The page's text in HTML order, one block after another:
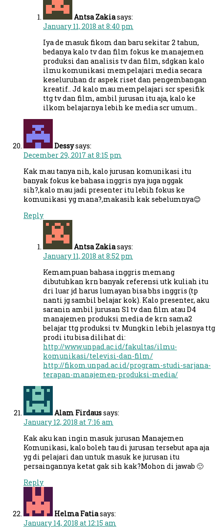
Antsa Zakiasays:
January 11, 2018 at 8:40 pm
Iya de masuk fikom dan baru sekitar 2 tahun,
bedanya kalo tv dan film fokus ke manajemen
produksi dan analisis tv dan film, sdgkan kalo
ilmu komunikasi mempelajari media secara
keseluruhan dr aspek riset dan pengembangan
kreatif.. Jd kalo mau mempelajari scr spesifik
ttg tv dan film, ambil jurusan itu aja, kalo ke
ilkom belajarnya lebih ke media scr umum..
Dessysays:
December 29, 2017 at 8:15 pm
Kak mau tanya nih, kalo jurusan komunikasi itu
banyak fokus ke bahasa inggris nya juga nggak
sih?,kalo mau jadi presenter itu lebih fokus ke
komunikasi yg mana?,makasih kak sebelumnya😊
Reply
Antsa Zakiasays:
January 11, 2018 at 8:52 pm
Kemampuan bahasa inggris memang
dibutuhkan krn banyak referensi utk kuliah itu
dri luar jd harus lumayan bisa bhs inggris (tp
nanti jg sambil belajar kok). Kalo presenter, aku
saranin ambil jurusan S1 tv dan film atau D4
manajemen produksi media de krn sama2
belajar ttg produksi tv. Mungkin lebih jelasnya ttg
prodi itu bisa dilihat di:
http://www.unpad.ac.id/fakultas/ilmu-
komunikasi/televisi-dan-film/
http://fikom.unpad.ac.id/program-studi-sarjana-
terapan-manajemen-produksi-media/
Alam Firdaussays:
January 12, 2018 at 7:16 am
Kak aku kan ingin masuk jurusan Manajemen
Komunikasi, kalo boleh tau di jurusan tersebut apa aja
yg di pelajari dan untuk masuk ke jurusan itu
persaingannya ketat gak sih kak?Mohon di jawab 🙂
Reply
Helma Fatiasays:
January 14, 2018 at 12:15 am